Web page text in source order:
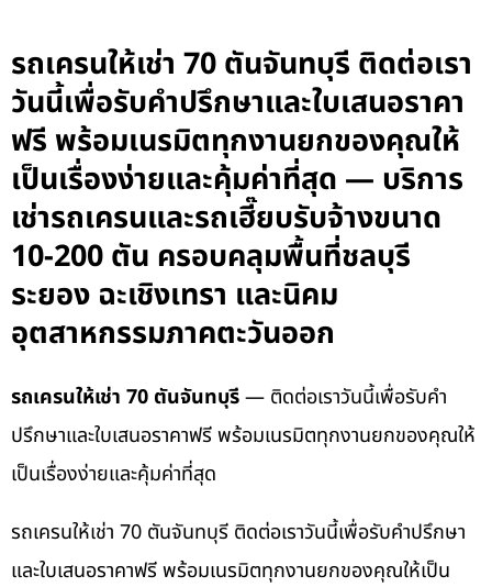
รถเครนให้เช่า 70 ตันจันทบุรี ติดต่อเรา
วันนี้เพื่อรับคำปรึกษาและใบเสนอราคา
ฟรี พร้อมเนรมิตทุกงานยกของคุณให้
เป็นเรื่องง่ายและคุ้มค่าที่สุด — บริการ
เช่ารถเครนและรถเฮี๊ยบรับจ้างขนาด
10-200 ตัน ครอบคลุมพื้นที่ชลบุรี
ระยอง ฉะเชิงเทรา และนิคม
อุตสาหกรรมภาคตะวันออก
รถเครนให้เช่า 70 ตันจันทบุรี— ติดต่อเราวันนี้เพื่อรับคำ
ปรึกษาและใบเสนอราคาฟรี พร้อมเนรมิตทุกงานยกของคุณให้
เป็นเรื่องง่ายและคุ้มค่าที่สุด
รถเครนให้เช่า 70 ตันจันทบุรี ติดต่อเราวันนี้เพื่อรับคำปรึกษา
และใบเสนอราคาฟรี พร้อมเนรมิตทุกงานยกของคุณให้เป็น